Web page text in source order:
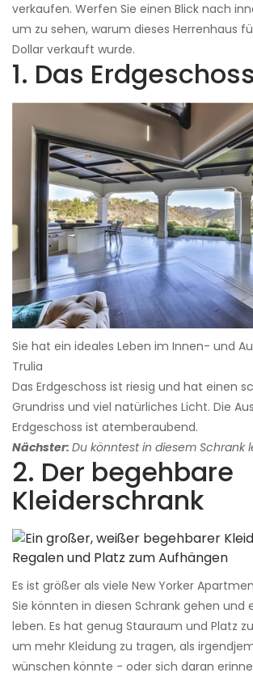
verkaufen. Werfen Sie einen Blick nach
um zu sehen, warum dieses Herrenhaus
Dollar verkauft wurde.
1. Das Erdgeschoss
Sie hat ein ideales Leben im Innen- und
Trulia
Das Erdgeschoss ist riesig und hat einen
Grundriss und viel natürliches Licht. Die
Erdgeschoss ist atemberaubend.
Nächster: Du könntest in diesem Schrank
2. Der begehbare
Kleiderschrank
Es ist größer als viele New Yorker
Sie könnten in diesen Schrank gehen und
leben. Es hat genug Stauraum und Platz
um mehr Kleidung zu tragen, als
wünschen könnte - oder sich daran